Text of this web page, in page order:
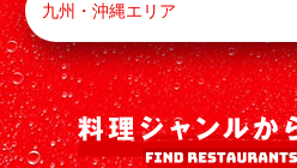
九州・沖縄エリア